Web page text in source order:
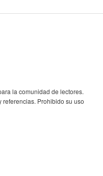
la comunidad de lectores.
Prohibido su uso